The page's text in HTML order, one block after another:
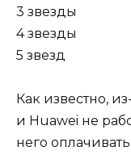
3 звезды
4 звезды
5 звезд
Как известно,
и Huawei не
него